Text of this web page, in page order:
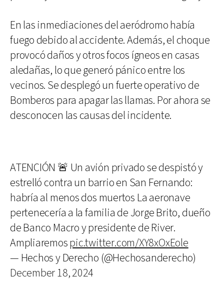
En las inmediaciones del aeródromo había
fuego debido al accidente. Además, el choque
provocó daños y otros focos ígneos en casas
aledañas, lo que generó pánico entre los
vecinos. Se desplegó un fuerte operativo de
Bomberos para apagar las llamas. Por ahora se
desconocen las causas del incidente.
ATENCIÓN 🚨 Un avión privado se despistó y
estrelló contra un barrio en San Fernando:
habría al menos dos muertos La aeronave
pertenecería a la familia de Jorge Brito, dueño
de Banco Macro y presidente de River.
Ampliaremos pic.twitter.com/XY8xOxEole
— Hechos y Derecho (@Hechosanderecho)
December 18, 2024